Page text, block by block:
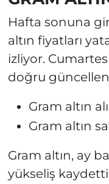
Hafta sonuna
altın fiyatları
izliyor.
doğru
Gram altın
Gram altın
Gram altın, ay
yükseliş